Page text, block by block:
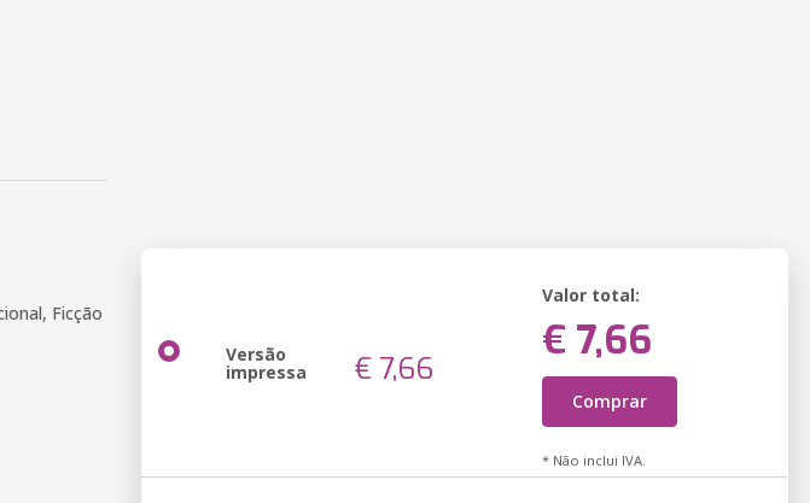
Ficção
Versão
impressa € 7,66
Valor total:
€ 7,66
Comprar
* Não inclui IVA.